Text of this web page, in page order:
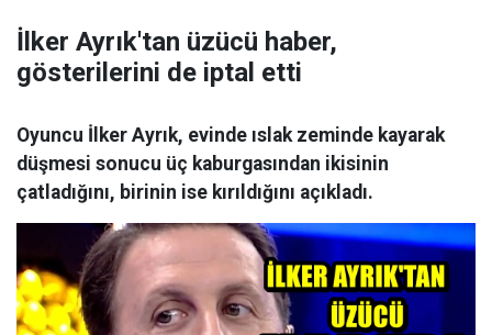
İlker Ayrık'tan üzücü haber,
gösterilerini de iptal etti
Oyuncu İlker Ayrık, evinde ıslak zeminde kayarak
düşmesi sonucu üç kaburgasından ikisinin
çatladığını, birinin ise kırıldığını açıkladı.